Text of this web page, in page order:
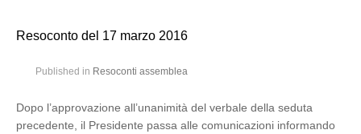
Resoconto del 17 marzo 2016
Published in Resoconti assemblea
Dopo l’approvazione all’unanimità del verbale della seduta
precedente, il Presidente passa alle comunicazioni informando